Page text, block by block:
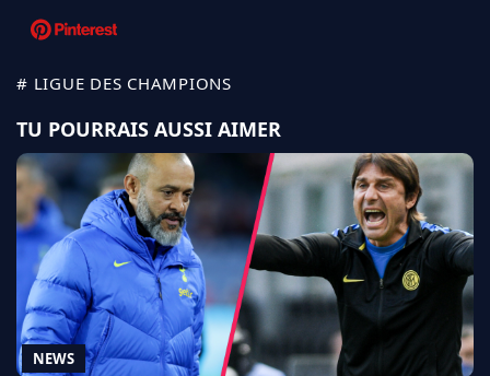
# LIGUE DES CHAMPIONS
TU POURRAIS AUSSI AIMER
NEWS